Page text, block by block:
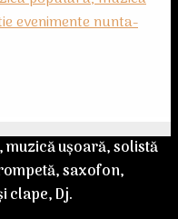
ușoară, solistă
saxofon,
clape, Dj.